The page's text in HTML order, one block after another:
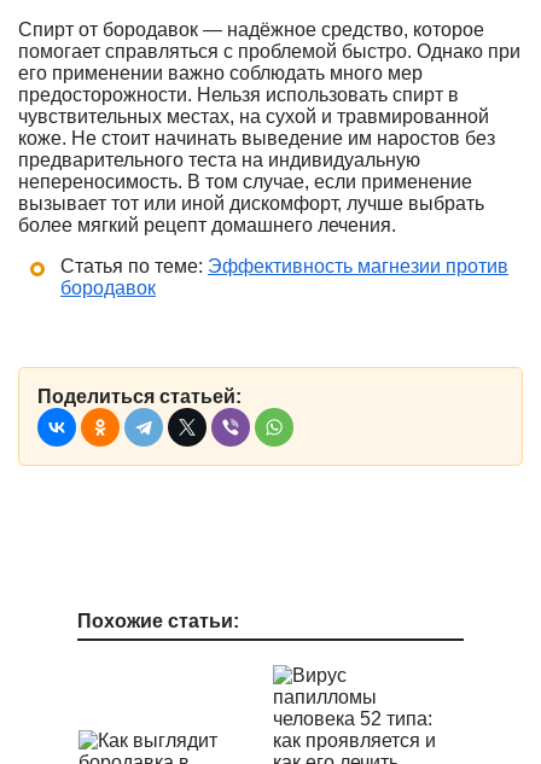
Спирт от бородавок — надёжное средство, которое
помогает справляться с проблемой быстро. Однако при
его применении важно соблюдать много мер
предосторожности. Нельзя использовать спирт в
чувствительных местах, на сухой и травмированной
коже. Не стоит начинать выведение им наростов без
предварительного теста на индивидуальную
непереносимость. В том случае, если применение
вызывает тот или иной дискомфорт, лучше выбрать
более мягкий рецепт домашнего лечения.
Статья по теме: Эффективность магнезии против
бородавок
Поделиться статьей:
Похожие статьи: